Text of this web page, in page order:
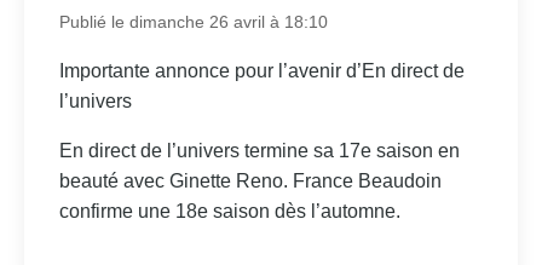
Publié le dimanche 26 avril à 18:10
Importante annonce pour l’avenir d’En direct de
l’univers
En direct de l’univers termine sa 17e saison en
beauté avec Ginette Reno. France Beaudoin
confirme une 18e saison dès l’automne.